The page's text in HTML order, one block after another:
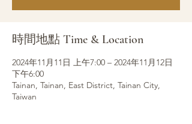
時間地點 Time & Location
2024年11月11日 上午7:00 – 2024年11月12日
下午6:00
Tainan, Tainan, East District, Tainan City,
Taiwan